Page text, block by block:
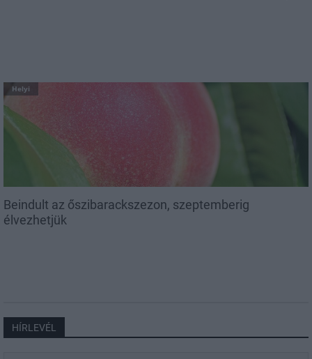
Helyi
Beindult az őszibarackszezon, szeptemberig
élvezhetjük
HÍRLEVÉL